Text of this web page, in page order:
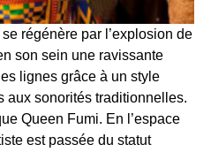
régénère par l’explosion de
son sein une ravissante
lignes grâce à un style
aux sonorités traditionnelles.
Queen Fumi. En l’espace
est passée du statut